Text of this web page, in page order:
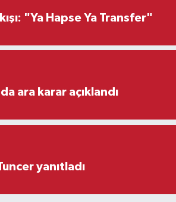
"Ya Hapse Ya Transfer"
ara karar açıklandı
yanıtladı